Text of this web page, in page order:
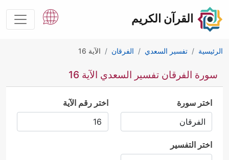
القرآن الكريم
الرئيسية تفسير السعدي الفرقان الآية 16
سورة الفرقان تفسير السعدي الآية 16
اختر سورة اختر رقم الآية
اختر التفسير